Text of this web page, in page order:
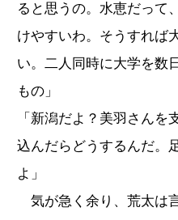
ると思うの。水恵だって
けやすいわ。そうすれば
い。二人同時に大学を数
もの」
「新潟だよ？美羽さんを
込んだらどうするんだ。
よ」
気が急く余り、荒太は